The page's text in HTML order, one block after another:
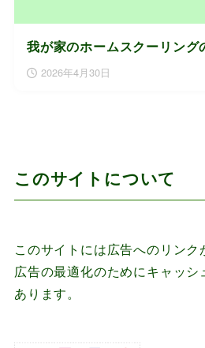
我が家のホームスクーリング
2026年4月30日
このサイトについて
このサイトには広告へのリンク
広告の最適化のためにキャッ
あります。